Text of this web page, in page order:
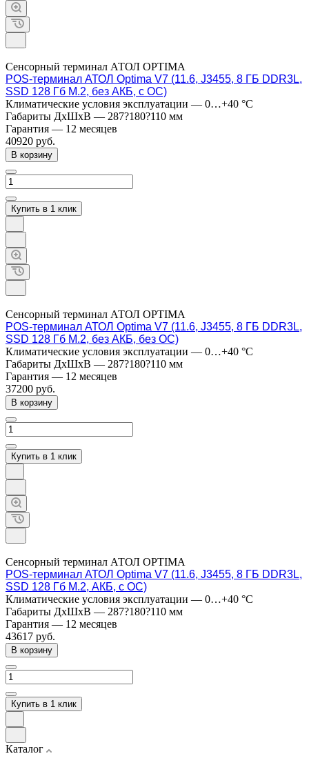
Сенсорный терминал АТОЛ OPTIMA
POS-терминал АТОЛ Optima V7 (11.6, J3455, 8 ГБ DDR3L,
SSD 128 Гб M.2, без АКБ, с ОС)
Климатические условия эксплуатации — 0…+40 °C
Габариты ДхШхВ — 287?180?110 мм
Гарантия — 12 месяцев
40920 руб.
В корзину
Купить в 1 клик
Сенсорный терминал АТОЛ OPTIMA
POS-терминал АТОЛ Optima V7 (11.6, J3455, 8 ГБ DDR3L,
SSD 128 Гб M.2, без АКБ, без ОС)
Климатические условия эксплуатации — 0…+40 °C
Габариты ДхШхВ — 287?180?110 мм
Гарантия — 12 месяцев
37200 руб.
В корзину
Купить в 1 клик
Сенсорный терминал АТОЛ OPTIMA
POS-терминал АТОЛ Optima V7 (11.6, J3455, 8 ГБ DDR3L,
SSD 128 Гб M.2, АКБ, с ОС)
Климатические условия эксплуатации — 0…+40 °C
Габариты ДхШхВ — 287?180?110 мм
Гарантия — 12 месяцев
43617 руб.
В корзину
Купить в 1 клик
Каталог